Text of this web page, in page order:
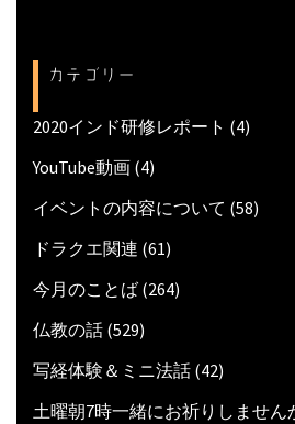
カテゴリー
2020インド研修レポート (4)
YouTube動画 (4)
イベントの内容について (58)
ドラクエ関連 (61)
今月のことば (264)
仏教の話 (529)
写経体験＆ミニ法話 (42)
土曜朝7時一緒にお祈りしません